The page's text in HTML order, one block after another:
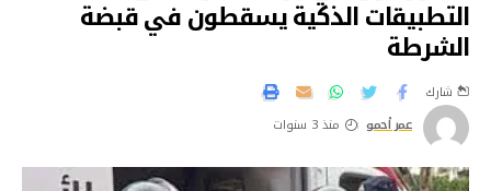
التطبيقات الذكية يسقطون في قبضة
الشرطة
عمر أحمو منذ 3 سنوات
شارك